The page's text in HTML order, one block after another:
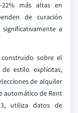
más altas en
de curación
a
sobre el
estilo explícitas,
de alquiler
automático de Rent
utiliza datos de